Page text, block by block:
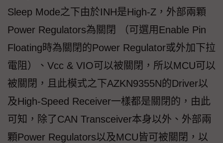
Sleep Mode之下由於INH是High-Z，外部兩顆
Power Regulators為關閉 （可選用Enable Pin
Floating時為關閉的Power Regulator或外加下拉
電阻）、Vcc & VIO可以被關閉，所以MCU可以
被關閉，且此模式之下AZKN9355N的Driver以
及High-Speed Receiver一樣都是關閉的，由此
可知，除了CAN Transceiver本身以外、外部兩
顆Power Regulators以及MCU皆可被關閉，以